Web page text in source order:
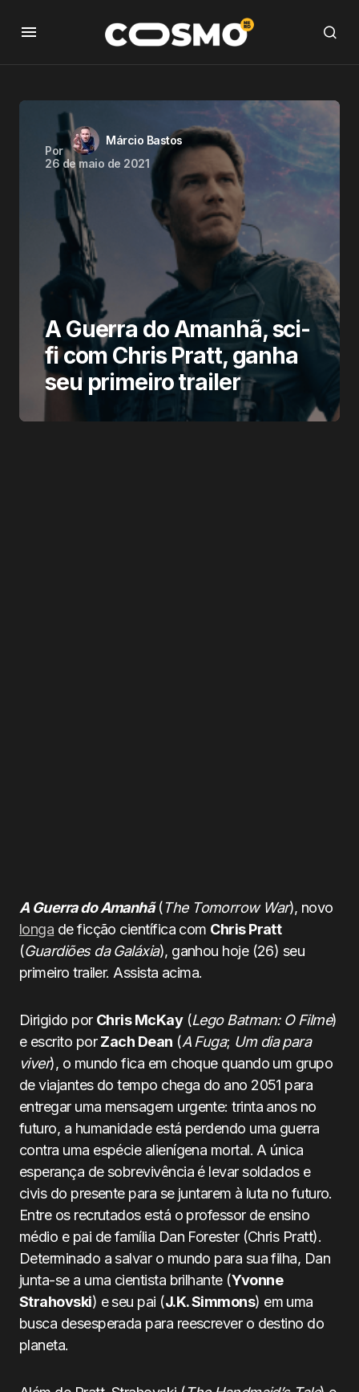
Por
Márcio Bastos
26 de maio de 2021
A Guerra do Amanhã, sci-
fi com Chris Pratt, ganha
seu primeiro trailer
A Guerra do Amanhã(The Tomorrow War), novo
longa de ficção científica com Chris Pratt
(Guardiões da Galáxia), ganhou hoje (26) seu
primeiro trailer. Assista acima.
Dirigido por Chris McKay(Lego Batman: O Filme)
e escrito porZach Dean (A Fuga; Um dia para
viver), o mundo fica em choque quando um grupo
de viajantes do tempo chega do ano 2051 para
entregar uma mensagem urgente: trinta anos no
futuro, a humanidade está perdendo uma guerra
contra uma espécie alienígena mortal. A única
esperança de sobrevivência é levar soldados e
civis do presente para se juntarem à luta no futuro.
Entre os recrutados está o professor de ensino
médio e pai de família Dan Forester (Chris Pratt).
Determinado a salvar o mundo para sua filha, Dan
junta-se a uma cientista brilhante (Yvonne
Strahovski) e seu pai (J.K. Simmons) em uma
busca desesperada para reescrever o destino do
planeta.